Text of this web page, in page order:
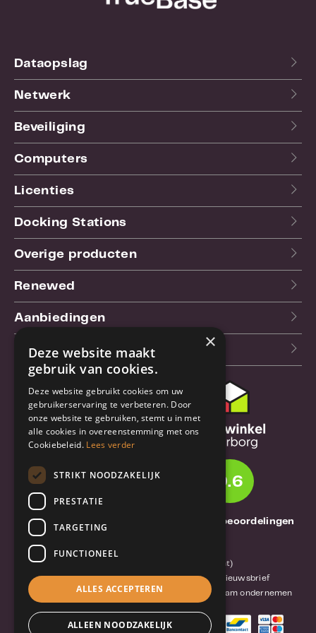
cijferige code. Hierdoor kan een record
worden bijgehouden van welk station aan een
Robuust drielaags waterdicht ontwerp -
Beschermt de Crypto Drive tegen stoten,
vallen, inbraak en onderdompeling in water.
De elektronica is verzegeld in epoxyhars en
vervolgens afgeschermd door een verharde
buitenmantel biedt een laatste
compatibel met USB 2.0
Gebruikershandleiding opgeslagen op station
Meertalige interface in 24 talen en een
eenvoudige gebruikersinterface voor "out-of-
the-box" gebruik
kan een gepersonaliseerde tag (bijvoorbeeld
"HEINZ APPROVED USB") worden ingesloten
in de Crypto die kan worden bekeken op een
pc. De tag geeft endpoint-software een
handige manier om Integral Crypto-schijven
te identificeren als de "officiële" bedrijfsdrive,
terwijl toegang wordt geweigerd tot andere
ongeautoriseerde USB-drives zonder de
unieke ID-tag
Dataopslag
Netwerk
Beveiliging
Computers
Licenties
Docking Stations
Overige producten
Renewed
Aanbiedingen
Blog
Klantenservice
Bestel- en
verzendinformatie
Garantie en reparatie
Annuleren of retourneren
Over TrueBase
9.6
1261 Thuisbeoordelingen
Over TrueBase
Privacy en voorwaarden (consument)
Algemene voorwaarden (zakelijk)
Blog en nieuwsbrief
Reviews van klanten
Mobile-Harddisk.nl Duurzaam ondernemen
×
Deze website maakt
gebruik van cookies.
Deze website gebruikt cookies om uw
gebruikerservaring te verbeteren. Door
onze website te gebruiken, stemt u in met
alle cookies in overeenstemming met ons
Cookiebeleid. Lees verder
STRIKT NOODZAKELIJK
PRESTATIE
TARGETING
FUNCTIONEEL
ALLES ACCEPTEREN
ALLEEN NOODZAKELIJK